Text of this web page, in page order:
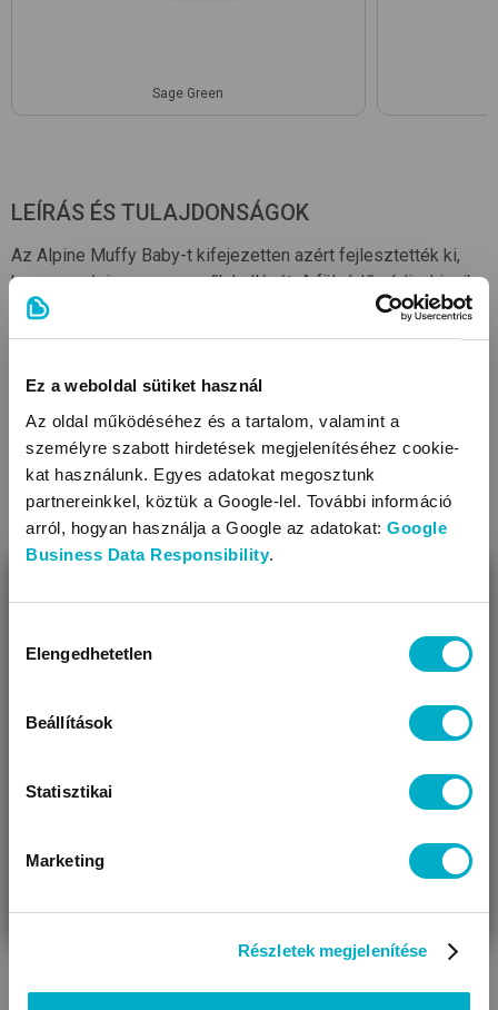
Ez a weboldal sütiket használ
Az oldal működéséhez és a tartalom, valamint a
személyre szabott hirdetések megjelenítéséhez cookie-
kat használunk. Egyes adatokat megosztunk
partnereinkkel, köztük a Google-lel. További információ
arról, hogyan használja a Google az adatokat: Google
Business Data Responsibility.
kiválasztása
Elengedhetetlen
Beállítások
Statisztikai
Marketing
Részletek megjelenítése
Sage Green
LEÍRÁS ÉS TULAJDONSÁGOK
Az Alpine Muffy Baby-t kifejezetten azért fejlesztették ki,
hogy megóvja a csecsemők hallását. A fülvédő védi a kicsik
hallását a káros zajoktól.
SNR érték (dB): 23
Kifejezetten kisbabáknak ajánlott
Nem gyakorol felesleges nyomást a baba fejére
Babahámok, gyerek
Úgy látjuk, most jársz nálunk először!
VÁRANDÓS
AJÁNDÉKOT